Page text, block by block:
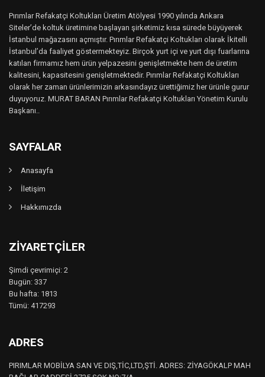
Pırımlar Refakatçi Koltukları Üretim Atölyesi 1990 yılında Ankara
Siteler’de koltuk üretimine başlayan şirketimiz kısa sürede büyüyerek
İstanbul mağazasını açmıştır. Pırımlar Refakatçi Koltukları olarak İkitelli
İstanbul’da faaliyet göstermekteyiz. Birçok yurt içi ve yurt dışı fuarlarına
katılan firmamız hem ürün yelpazesini genişletmekte hem de üretim
kalitesini, kapasitesini genişletmektedir. Pırımlar Refakatçi Koltukları
olarak her zaman ürünlerimizin arkasındayız ürettiğimiz her ürünle gurur
duyuyoruz. MURAT BARAN Pırımlar Refakatçi Koltukları Yönetim Kurulu
Başkanı..
SAYFALAR
Anasayfa
İletişim
Hakkımızda
ZIYARETÇILER
Şimdi çevrimiçi: 2
Bugün: 337
Bu hafta: 1813
Tümü: 417293
ADRES
PIRIMLAR MOBİLYA SAN VE DIŞ,TİC,LTD,ŞTİ. ADRES: ZİYAGÖKALP MAH